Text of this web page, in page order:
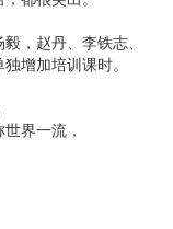
，赵丹、李铁志、
增加培训课时。
界一流，